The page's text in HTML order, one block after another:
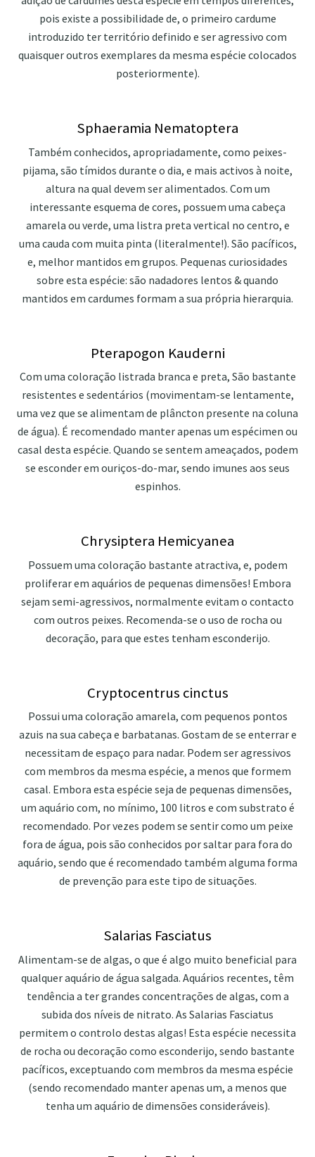
pois existe a possibilidade de, o primeiro cardume
introduzido ter território definido e ser agressivo com
quaisquer outros exemplares da mesma espécie colocados
posteriormente).
Sphaeramia Nematoptera
Também conhecidos, apropriadamente, como peixes-
pijama, são tímidos durante o dia, e mais activos à noite,
altura na qual devem ser alimentados. Com um
interessante esquema de cores, possuem uma cabeça
amarela ou verde, uma listra preta vertical no centro, e
uma cauda com muita pinta (literalmente!). São pacíficos,
e, melhor mantidos em grupos. Pequenas curiosidades
sobre esta espécie: são nadadores lentos & quando
mantidos em cardumes formam a sua própria hierarquia.
Pterapogon Kauderni
Com uma coloração listrada branca e preta, São bastante
resistentes e sedentários (movimentam-se lentamente,
uma vez que se alimentam de plâncton presente na coluna
de água). É recomendado manter apenas um espécimen ou
casal desta espécie. Quando se sentem ameaçados, podem
se esconder em ouriços-do-mar, sendo imunes aos seus
espinhos.
Chrysiptera Hemicyanea
Possuem uma coloração bastante atractiva, e, podem
proliferar em aquários de pequenas dimensões! Embora
sejam semi-agressivos, normalmente evitam o contacto
com outros peixes. Recomenda-se o uso de rocha ou
decoração, para que estes tenham esconderijo.
Cryptocentrus cinctus
Possui uma coloração amarela, com pequenos pontos
azuis na sua cabeça e barbatanas. Gostam de se enterrar e
necessitam de espaço para nadar. Podem ser agressivos
com membros da mesma espécie, a menos que formem
casal. Embora esta espécie seja de pequenas dimensões,
um aquário com, no mínimo, 100 litros e com substrato é
recomendado. Por vezes podem se sentir como um peixe
fora de água, pois são conhecidos por saltar para fora do
aquário, sendo que é recomendado também alguma forma
de prevenção para este tipo de situações.
Salarias Fasciatus
Alimentam-se de algas, o que é algo muito beneficial para
qualquer aquário de água salgada. Aquários recentes, têm
tendência a ter grandes concentrações de algas, com a
subida dos níveis de nitrato. As Salarias Fasciatus
permitem o controlo destas algas! Esta espécie necessita
de rocha ou decoração como esconderijo, sendo bastante
pacíficos, exceptuando com membros da mesma espécie
(sendo recomendado manter apenas um, a menos que
tenha um aquário de dimensões consideráveis).